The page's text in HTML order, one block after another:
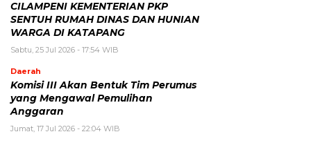
CILAMPENI KEMENTERIAN PKP
SENTUH RUMAH DINAS DAN HUNIAN
WARGA DI KATAPANG
Sabtu, 25 Jul 2026 - 17:54 WIB
Daerah
Komisi III Akan Bentuk Tim Perumus
yang Mengawal Pemulihan
Anggaran
Jumat, 17 Jul 2026 - 22:04 WIB